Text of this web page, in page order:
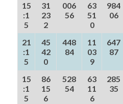
15
:1
5
31
23
2
006
56
63
51
0
984
06
21
:1
5
45
42
0
448
84
11
03
9
647
87
15
:1
5
86
15
6
528
54
63
11
6
285
35